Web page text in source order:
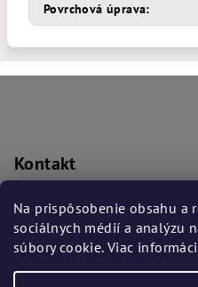
Na prispôsobenie obsahu a
sociálnych médií a analýzu
súbory cookie. Viac
Povrchová úprava:
t
Kontakt
prislusenstvo@bmwba.sk
+421 917 906 169